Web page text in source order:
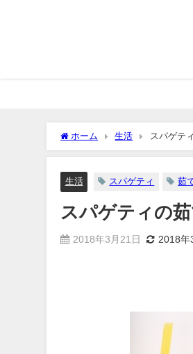
ホーム 生活 スパゲテ
生活 スパゲティ 茹
スパゲティの
2018年3月21日 2018年